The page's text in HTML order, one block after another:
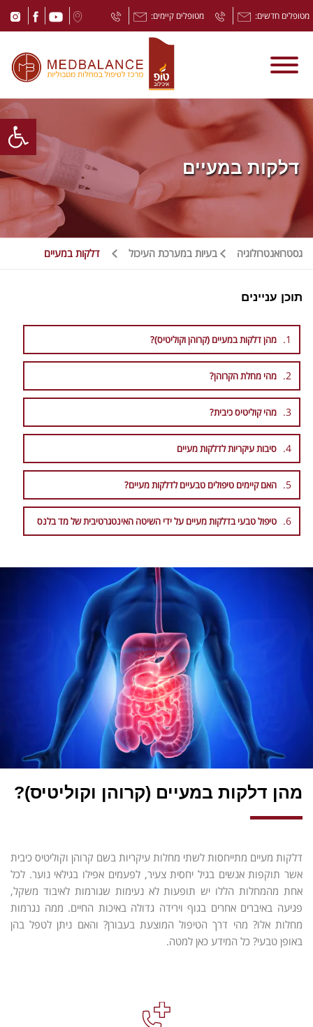
Open toolbar
מטופלים חדשים: מטופלים קיימים:
דלקות במעיים
גסטרואנטרולוגיה בעיות במערכת העיכול דלקות במעיים
תוכן עניינים
מהן דלקות במעיים (קרוהן וקוליטיס)?
מהי מחלת הקרוהן?
מהי קוליטיס כיבית?
סיבות עיקריות לדלקות מעיים
האם קיימים טיפולים טבעיים לדלקות מעיים?
טיפול טבעי בדלקות מעיים על ידי השיטה האינטגרטיבית של מד בלנס
מהן דלקות במעיים (קרוהן וקוליטיס)?
דלקות מעיים מתייחסות לשתי מחלות עיקריות בשם קרוהן וקוליטיס כיבית
אשר תוקפות אנשים בגיל יחסית צעיר, לפעמים אפילו בגילאי נוער. לכל
אחת מהמחלות הללו יש תופעות לא נעימות שגורמות לאיבוד משקל,
פגיעה באיברים אחרים בגוף וירידה גדולה באיכות החיים. ממה נגרמות
מחלות אלו? מהי דרך הטיפול המוצעת בעבורן? והאם ניתן לטפל בהן
באופן טבעי? כל המידע כאן למטה.